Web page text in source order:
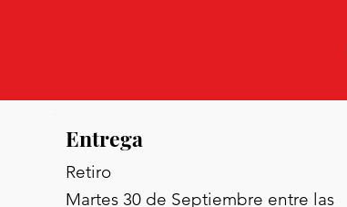
Entrega
Retiro
Martes 30 de Septiembre entre las